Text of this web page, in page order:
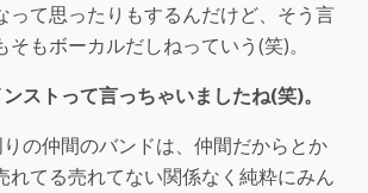
って思ったりもするんだけど、そう言
もボーカルだしねっていう(笑)。
ストって言っちゃいましたね(笑)。
の仲間のバンドは、仲間だからとか
れてる売れてない関係なく純粋にみん